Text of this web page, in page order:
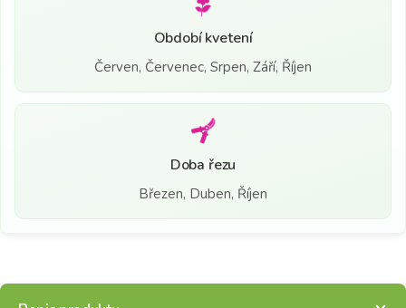
Období kvetení
Červen, Červenec, Srpen, Září, Říjen
Doba řezu
Březen, Duben, Říjen